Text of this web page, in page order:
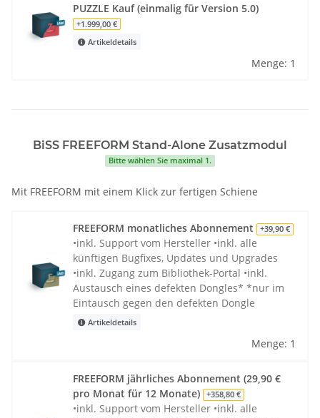
PUZZLE Kauf (einmalig für Version 5.0)
+1.999,00 €
Artikeldetails
Menge: 1
BiSS FREEFORM Stand-Alone Zusatzmodul
Bitte wählen Sie maximal 1.
Mit FREEFORM mit einem Klick zur fertigen Schiene
FREEFORM monatliches Abonnement +39,90 €
•inkl. Support vom Hersteller •inkl. alle
künftigen Bugfixes, Updates und Upgrades
•inkl. Zugang zum Bibliothek-Portal •inkl.
Austausch eines defekten Dongles* *nur im
Eintausch gegen den defekten Dongle
Artikeldetails
Menge: 1
FREEFORM jährliches Abonnement (29,90 €
pro Monat für 12 Monate)
+358,80 €
•inkl. Support vom Hersteller •inkl. alle